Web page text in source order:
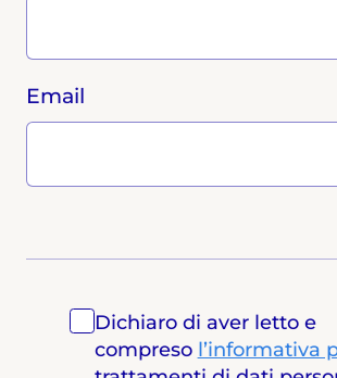
Email
Dichiaro di aver letto e
compreso l’informativa